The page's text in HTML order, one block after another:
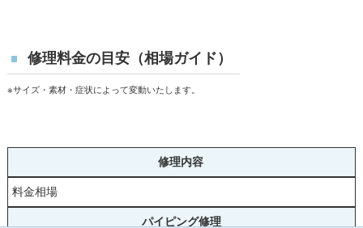
修理料金の目安（相場ガイド）
※サイズ・素材・症状によって変動いたします。
修理内容
料金相場
パイピング修理